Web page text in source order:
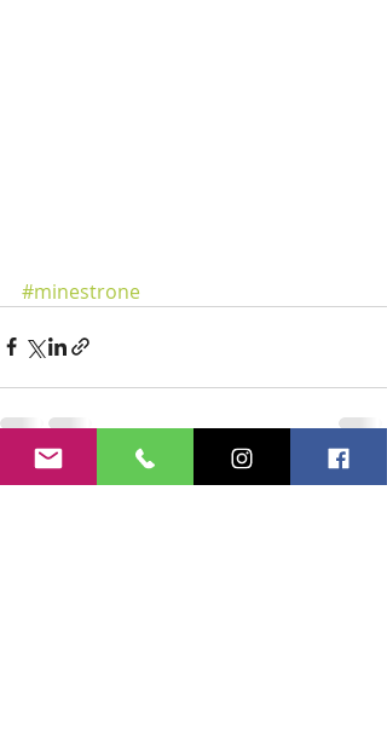
#minestrone
Recent Posts See All